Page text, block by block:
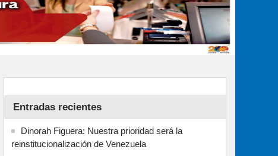
Entradas recientes
Dinorah Figuera: Nuestra prioridad será la
reinstitucionalización de Venezuela